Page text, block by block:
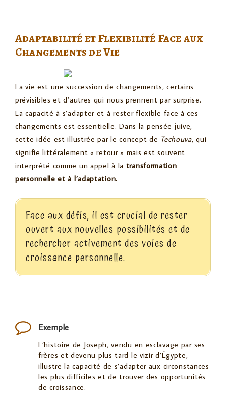
Adaptabilité et Flexibilité Face aux
Changements de Vie
La vie est une succession de changements, certains
prévisibles et d’autres qui nous prennent par surprise.
La capacité à s’adapter et à rester flexible face à ces
changements est essentielle. Dans la pensée juive,
cette idée est illustrée par le concept de Techouva, qui
signifie littéralement « retour » mais est souvent
interprété comme un appel à la transformation
personnelle et à l’adaptation.
Face aux défis, il est crucial de rester
ouvert aux nouvelles possibilités et de
rechercher activement des voies de
croissance personnelle.
Exemple
L’histoire de Joseph, vendu en esclavage par ses
frères et devenu plus tard le vizir d’Égypte,
illustre la capacité de s’adapter aux circonstances
les plus difficiles et de trouver des opportunités
de croissance.